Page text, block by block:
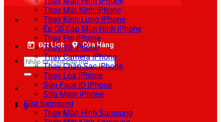
Đặt Lịch Cửa Hàng
Tìm
kiếm:
0
Thay Mặt Kính iPhone
Thay Kính Lưng iPhone
Ép Cổ Cáp Màn Hình iPhone
Thay Pin iPhone
Thay Vỏ iPhone
Thay Camera iPhone
Thay Chân Sạc iPhone
Thay Loa iPhone
Sửa Face ID iPhone
Sửa Main iPhone
Sửa Samsung
Thay Màn Hình Samsung